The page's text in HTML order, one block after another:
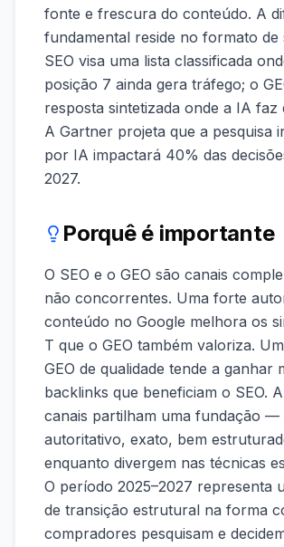
fonte e frescura do conteúdo. A
fundamental reside no formato de
SEO visa uma lista classificada
posição 7 ainda gera tráfego; o
resposta sintetizada onde a IA faz
A Gartner projeta que a pesquisa
por IA impactará 40% das
2027.
Porquê é importante
O SEO e o GEO são canais
não concorrentes. Uma forte
conteúdo no Google melhora os
T que o GEO também valoriza.
GEO de qualidade tende a ganhar
backlinks que beneficiam o SEO.
canais partilham uma fundação —
autoritativo, exato, bem
enquanto divergem nas técnicas
O período 2025–2027 representa
de transição estrutural na forma
compradores pesquisam e